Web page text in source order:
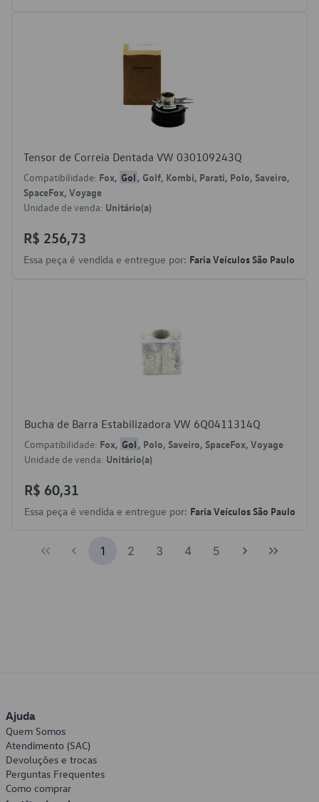
Tensor de Correia Dentada VW 030109243Q
Compatibilidade: Fox, Gol , Golf, Kombi, Parati, Polo, Saveiro,
SpaceFox, Voyage
Unidade de venda: Unitário(a)
R$ 256,73
Essa peça é vendida e entregue por: Faria Veículos São Paulo
Bucha de Barra Estabilizadora VW 6Q0411314Q
Compatibilidade: Fox, Gol , Polo, Saveiro, SpaceFox, Voyage
Unidade de venda: Unitário(a)
R$ 60,31
Essa peça é vendida e entregue por: Faria Veículos São Paulo
1 2 3 4 5
Ajuda
Quem Somos
Atendimento (SAC)
Devoluções e trocas
Perguntas Frequentes
Como comprar